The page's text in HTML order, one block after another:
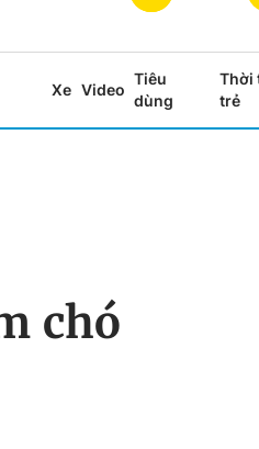
Xe Video
Tiêu
dùng
Thời
trẻ
chó